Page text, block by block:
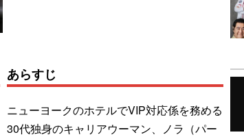
あらすじ
ニューヨークのホテルでVIP対応係を務める
30代独身のキャリアウーマン、ノラ（パー